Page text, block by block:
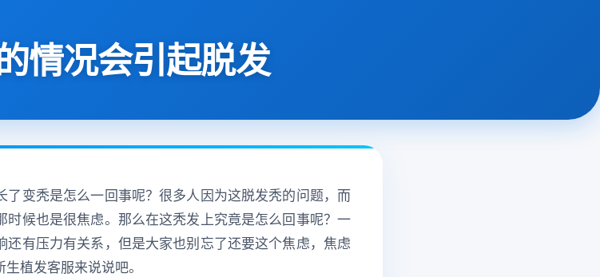
情况会引起脱发
变秃是怎么一回事呢？很多人因为这脱发秃的问题，而
时候也是很焦虑。那么在这秃发上究竟是怎么回事呢？一
还有压力有关系，但是大家也别忘了还要这个焦虑，焦虑
植发客服来说说吧。